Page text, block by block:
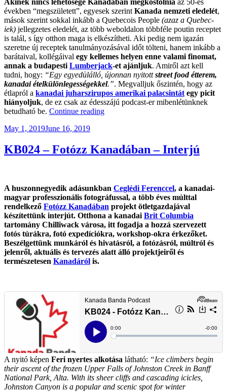
években “megszületett”, egyesek szerint Kanada nemzeti eledelét,
mások szerint sokkal inkább a Quebecois People (azaz a Quebec-
iek) jellegzetes eledelét, az több weboldalon többféle poutin receptet
is talál, s így otthon maga is elkészítheti. Aki pedig nem igazán
szeretne új receptek tanulmányozásával időt tölteni, hanem inkább a
barátaival, kollégáival egy kellemes helyen enne valami finomat,
annak a budapesti Lumberjack-et ajánljuk. Amiről azt kell
tudni, hogy: “Egy egyedülálló, újonnan nyitottstreet food étterem,
kanadai ételkülönlegességekkel.”. Megvalljuk őszintén, hogy az
étlapról a kanadai juharszirupos amerikai palacsintát egy picit
hiányoljuk, de ez csak az édesszájú podcast-er mibenlétünknek
betudható be. Continue reading“Magyar
És
A
Posted
May 1, 2019June 16, 2019
KB024 – Fotózz Kanadában – Interjú
A huszonnegyedik adásunkban Ceglédi Ferenccel, a kanadai-
magyar professzionális fotográfussal, a több éves múlttal
rendelkező Fotózz Kanadában projekt ötletgazdajával
készítettünk interjút. Otthona a kanadai Brit Columbia
tartomány Chilliwack városa, itt fogadja a hozzá szervezett
fotós túrákra, fotó expedíciókra, workshop-okra érkezőket.
Beszélgettünk munkáról és hivatásról, a fotózásról, múltról és
jelenről, aktuális és tervezés alatt álló projektjeiről és
természetesen Kanadáról is.
A nyitó képen Feri nyertes alkotása látható: “Ice climbers begin
their ascent of the frozen Upper Falls of Johnston Creek in Banff
National Park, Alta. With its sheer cliffs and cascading icicles,
Johnston Canyon is a popular and scenic spot for winter